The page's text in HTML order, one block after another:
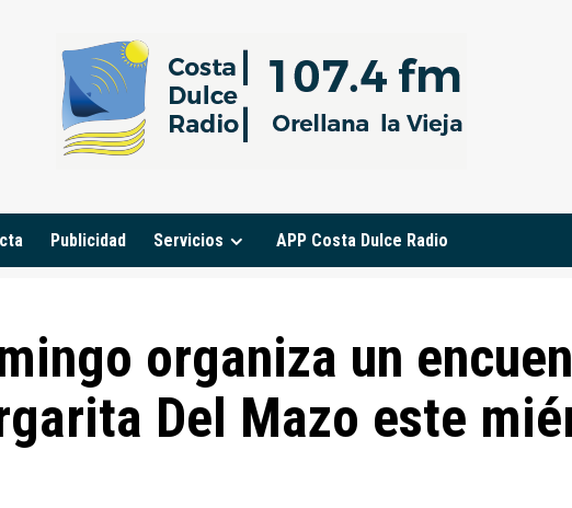
Publicidad Servicios APP Costa Dulce Radio
organiza un
Del Mazo este